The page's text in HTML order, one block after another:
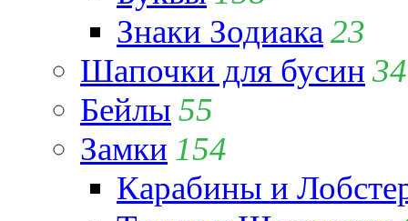
Знаки Зодиака 23
Шапочки для бусин 34
Бейлы 55
Замки 154
Карабины и